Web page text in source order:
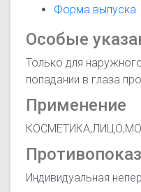
Форма выпуска
Особые
Только для
попадании в глаза
Применение
Индивидуальная